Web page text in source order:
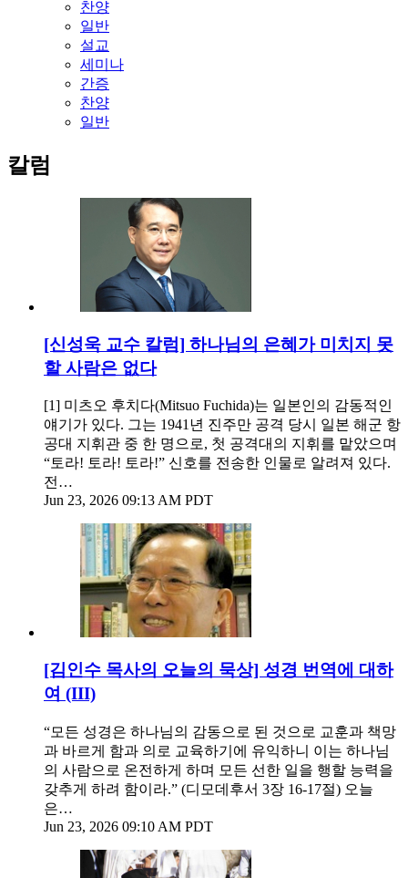
찬양
일반
설교
세미나
간증
찬양
일반
칼럼
[신성욱 교수 칼럼] 하나님의 은혜가 미치지 못
할 사람은 없다
[1] 미츠오 후치다(Mitsuo Fuchida)는 일본인의 감동적인
얘기가 있다. 그는 1941년 진주만 공격 당시 일본 해군 항
공대 지휘관 중 한 명으로, 첫 공격대의 지휘를 맡았으며
“토라! 토라! 토라!” 신호를 전송한 인물로 알려져 있다.
전…
Jun 23, 2026 09:13 AM PDT
[김인수 목사의 오늘의 묵상] 성경 번역에 대하
여 (III)
“모든 성경은 하나님의 감동으로 된 것으로 교훈과 책망
과 바르게 함과 의로 교육하기에 유익하니 이는 하나님
의 사람으로 온전하게 하며 모든 선한 일을 행할 능력을
갖추게 하려 함이라.” (디모데후서 3장 16-17절) 오늘
은…
Jun 23, 2026 09:10 AM PDT